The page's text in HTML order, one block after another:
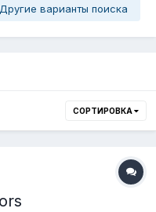
варианты поиска
СОРТИРОВКА